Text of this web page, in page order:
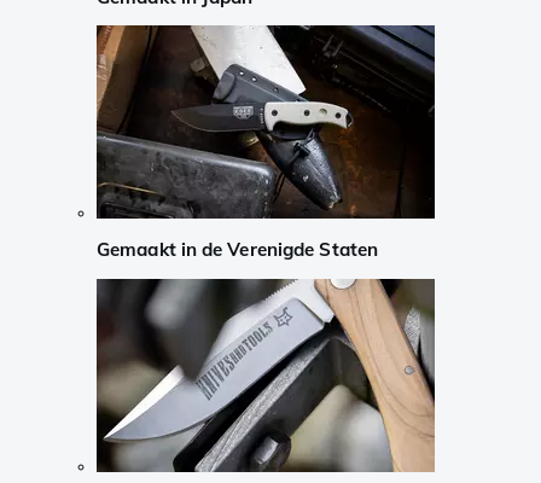
Gemaakt in de Verenigde Staten